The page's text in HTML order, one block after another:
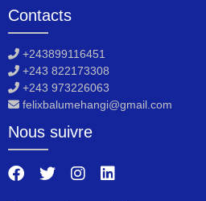
Contacts
+243899116451
+243 822173308
+243 973226063
felixbalumehangi@gmail.com
Nous suivre